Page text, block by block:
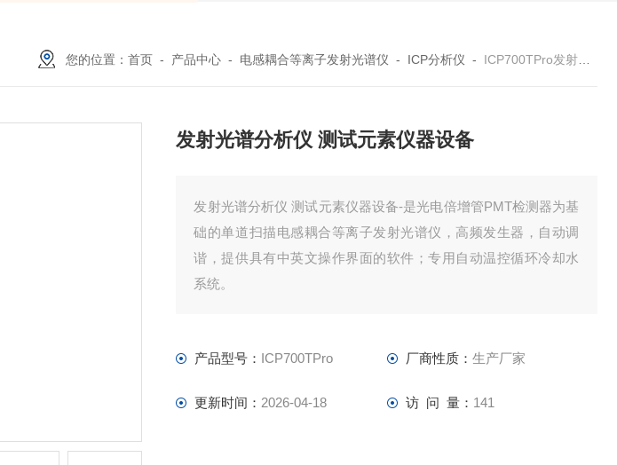
您的位置：首页 - 产品中心 - 电感耦合等离子发射光谱仪 - ICP分析仪 - ICP700TPro发射光谱分析仪 测试元素仪器设备
发射光谱分析仪 测试元素仪器设备
发射光谱分析仪 测试元素仪器设备-是光电倍增管PMT检测器为基
础的单道扫描电感耦合等离子发射光谱仪，高频发生器，自动调
谐，提供具有中英文操作界面的软件；专用自动温控循环冷却水
系统。
产品型号： ICP700TPro 厂商性质： 生产厂家
更新时间： 2026-04-18 访 问 量： 141